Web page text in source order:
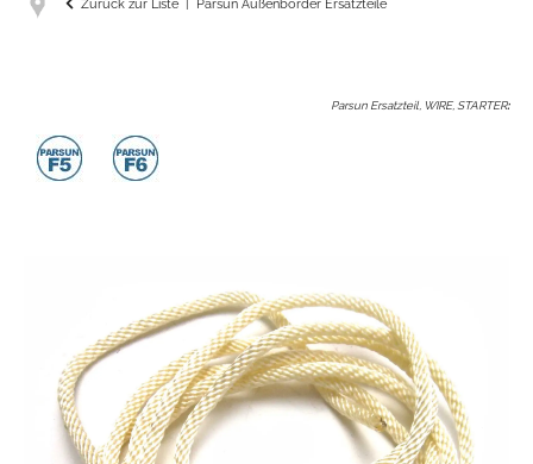
Zurück zur Liste Parsun Außenborder Ersatzteile
Parsun Ersatzteil, WIRE, STARTER: